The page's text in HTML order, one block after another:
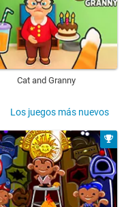
Cat and Granny
Los juegos más nuevos